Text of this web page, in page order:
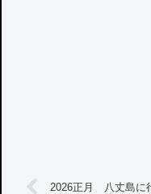
2026正月 八丈島